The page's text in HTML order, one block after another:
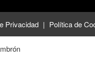
Privacidad Política de